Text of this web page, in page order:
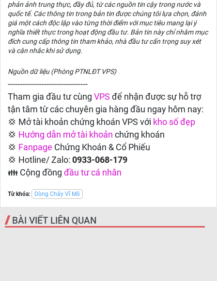
phản ảnh trung thực, đầy đủ, từ các nguồn tin cậy trong nước và
quốc tế. Các thông tin trong bản tin được chúng tôi lựa chọn, đánh
giá một cách độc lập vào từng thời điểm với mục tiêu mang lại ý
nghĩa thiết thực trong hoạt động đầu tư. Bản tin này chỉ nhằm mục
đích cung cấp thông tin tham khảo, nhà đầu tư cẩn trọng suy xét
và cân nhắc khi sử dụng.
Nguồn dữ liệu (Phòng PTNLĐT VPS)
---------------------------------
Tham gia đầu tư cùng VPS để nhận được sự hỗ trợ
tận tâm từ các chuyên gia hàng đầu ngay hôm nay:
💢 Mở tài khoản chứng khoán VPS với kho số đẹp
💢 Hướng dẫn mở tài khoản chứng khoán
💢 Fanpage Chứng Khoán & Cổ Phiếu
💢 Hotline/ Zalo: 0933-068-179
👪 Cộng đồng đầu tư cá nhân
Từ khóa: Dòng Chảy Vĩ Mô
BÀI VIẾT LIÊN QUAN